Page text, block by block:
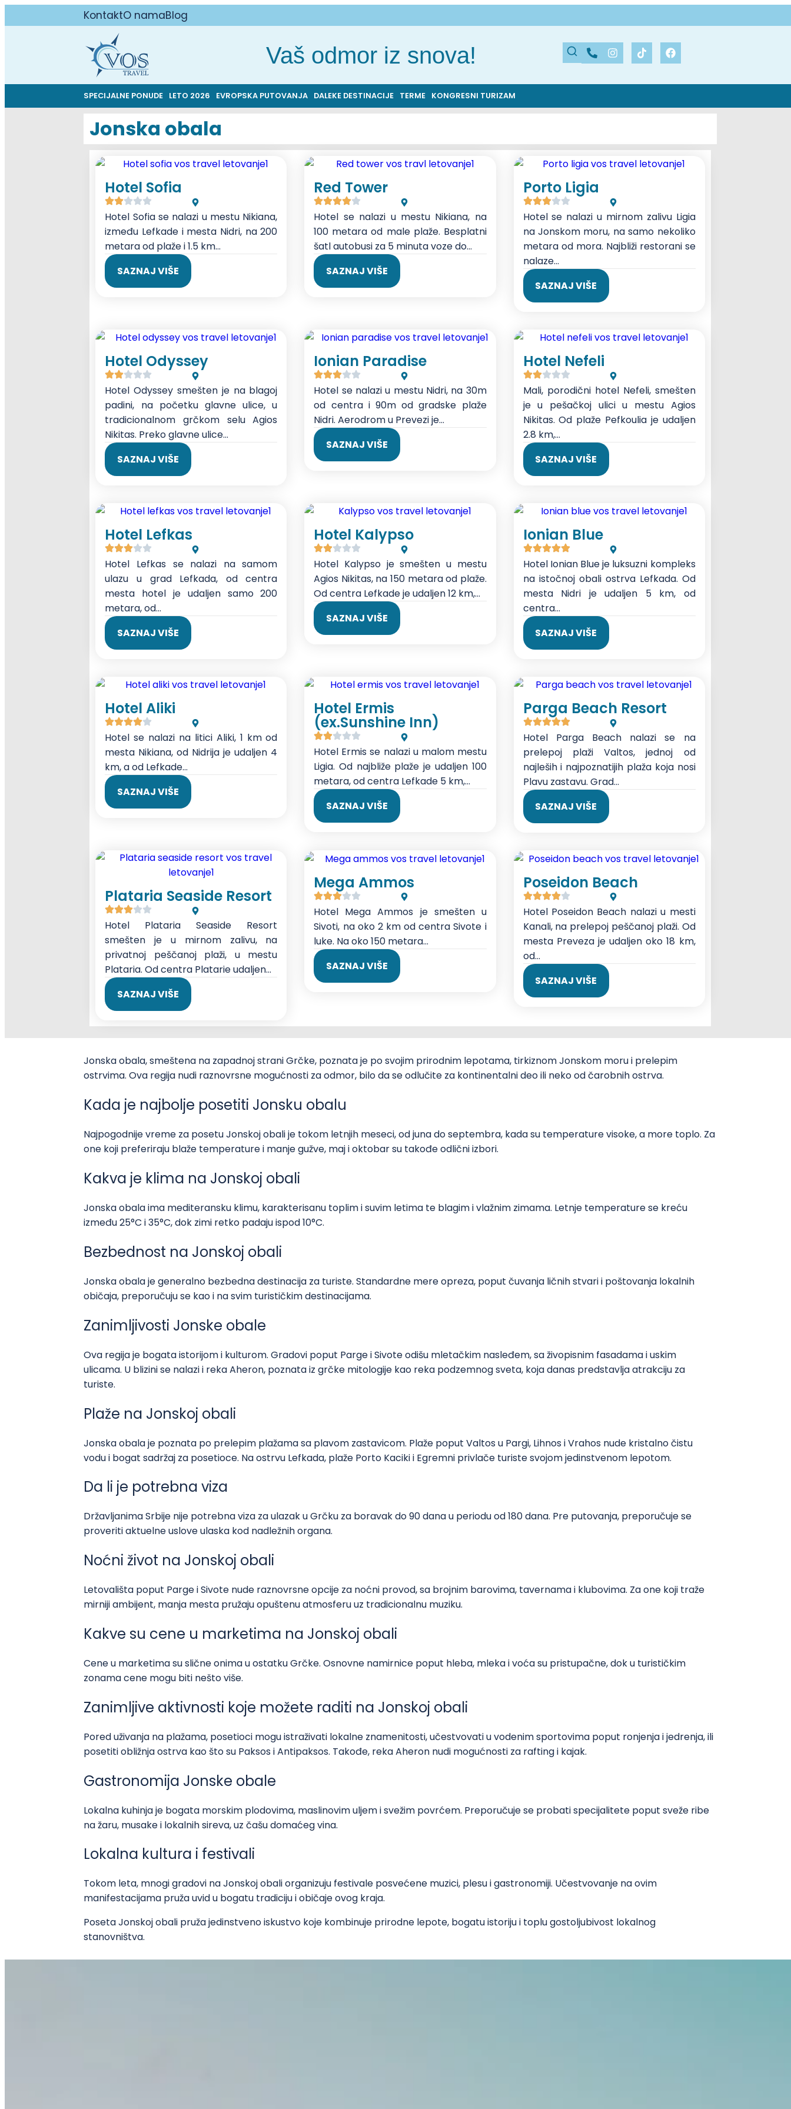
KontaktO namaBlog
Vaš odmor iz snova!
SPECIJALNE PONUDE LETO 2026 EVROPSKA PUTOVANJA DALEKE DESTINACIJE TERME KONGRESNI TURIZAM
Jonska obala
Hotel Sofia
Hotel Sofia se nalazi u mestu Nikiana,
između Lefkade i mesta Nidri, na 200
metara od plaže i 1.5 km...
SAZNAJ VIŠE
Red Tower
Hotel se nalazi u mestu Nikiana, na
100 metara od male plaže. Besplatni
šatl autobusi za 5 minuta voze do...
SAZNAJ VIŠE
Porto Ligia
Hotel se nalazi u mirnom zalivu Ligia
na Jonskom moru, na samo nekoliko
metara od mora. Najbliži restorani se
nalaze...
SAZNAJ VIŠE
Hotel Odyssey
Hotel Odyssey smešten je na blagoj
padini, na početku glavne ulice, u
tradicionalnom grčkom selu Agios
Nikitas. Preko glavne ulice...
SAZNAJ VIŠE
Ionian Paradise
Hotel se nalazi u mestu Nidri, na 30m
od centra i 90m od gradske plaže
Nidri. Aerodrom u Prevezi je...
SAZNAJ VIŠE
Hotel Nefeli
Mali, porodični hotel Nefeli, smešten
je u pešačkoj ulici u mestu Agios
Nikitas. Od plaže Pefkoulia je udaljen
2.8 km,...
SAZNAJ VIŠE
Hotel Lefkas
Hotel Lefkas se nalazi na samom
ulazu u grad Lefkada, od centra
mesta hotel je udaljen samo 200
metara, od...
SAZNAJ VIŠE
Hotel Kalypso
Hotel Kalypso je smešten u mestu
Agios Nikitas, na 150 metara od plaže.
Od centra Lefkade je udaljen 12 km,...
SAZNAJ VIŠE
Ionian Blue
Hotel Ionian Blue je luksuzni kompleks
na istočnoj obali ostrva Lefkada. Od
mesta Nidri je udaljen 5 km, od
centra...
SAZNAJ VIŠE
Hotel Aliki
Hotel se nalazi na litici Aliki, 1 km od
mesta Nikiana, od Nidrija je udaljen 4
km, a od Lefkade...
SAZNAJ VIŠE
Hotel Ermis
(ex.Sunshine Inn)
Hotel Ermis se nalazi u malom mestu
Ligia. Od najbliže plaže je udaljen 100
metara, od centra Lefkade 5 km,...
SAZNAJ VIŠE
Parga Beach Resort
Hotel Parga Beach nalazi se na
prelepoj plaži Valtos, jednoj od
najleših i najpoznatijih plaža koja nosi
Plavu zastavu. Grad...
SAZNAJ VIŠE
Plataria Seaside Resort
Hotel Plataria Seaside Resort
smešten je u mirnom zalivu, na
privatnoj peščanoj plaži, u mestu
Plataria. Od centra Platarie udaljen...
SAZNAJ VIŠE
Mega Ammos
Hotel Mega Ammos je smešten u
Sivoti, na oko 2 km od centra Sivote i
luke. Na oko 150 metara...
SAZNAJ VIŠE
Poseidon Beach
Hotel Poseidon Beach nalazi u mesti
Kanali, na prelepoj peščanoj plaži. Od
mesta Preveza je udaljen oko 18 km,
od...
SAZNAJ VIŠE
Jonska obala, smeštena na zapadnoj strani Grčke, poznata je po svojim prirodnim lepotama, tirkiznom Jonskom moru i prelepim
ostrvima. Ova regija nudi raznovrsne mogućnosti za odmor, bilo da se odlučite za kontinentalni deo ili neko od čarobnih ostrva.
Kada je najbolje posetiti Jonsku obalu
Najpogodnije vreme za posetu Jonskoj obali je tokom letnjih meseci, od juna do septembra, kada su temperature visoke, a more toplo. Za
one koji preferiraju blaže temperature i manje gužve, maj i oktobar su takođe odlični izbori.
Kakva je klima na Jonskoj obali
Jonska obala ima mediteransku klimu, karakterisanu toplim i suvim letima te blagim i vlažnim zimama. Letnje temperature se kreću
između 25°C i 35°C, dok zimi retko padaju ispod 10°C.
Bezbednost na Jonskoj obali
Jonska obala je generalno bezbedna destinacija za turiste. Standardne mere opreza, poput čuvanja ličnih stvari i poštovanja lokalnih
običaja, preporučuju se kao i na svim turističkim destinacijama.
Zanimljivosti Jonske obale
Ova regija je bogata istorijom i kulturom. Gradovi poput Parge i Sivote odišu mletačkim nasleđem, sa živopisnim fasadama i uskim
ulicama. U blizini se nalazi i reka Aheron, poznata iz grčke mitologije kao reka podzemnog sveta, koja danas predstavlja atrakciju za
turiste.
Plaže na Jonskoj obali
Jonska obala je poznata po prelepim plažama sa plavom zastavicom. Plaže poput Valtos u Pargi, Lihnos i Vrahos nude kristalno čistu
vodu i bogat sadržaj za posetioce. Na ostrvu Lefkada, plaže Porto Kaciki i Egremni privlače turiste svojom jedinstvenom lepotom.
Da li je potrebna viza
Državljanima Srbije nije potrebna viza za ulazak u Grčku za boravak do 90 dana u periodu od 180 dana. Pre putovanja, preporučuje se
proveriti aktuelne uslove ulaska kod nadležnih organa.
Noćni život na Jonskoj obali
Letovališta poput Parge i Sivote nude raznovrsne opcije za noćni provod, sa brojnim barovima, tavernama i klubovima. Za one koji traže
mirniji ambijent, manja mesta pružaju opuštenu atmosferu uz tradicionalnu muziku.
Kakve su cene u marketima na Jonskoj obali
Cene u marketima su slične onima u ostatku Grčke. Osnovne namirnice poput hleba, mleka i voća su pristupačne, dok u turističkim
zonama cene mogu biti nešto više.
Zanimljive aktivnosti koje možete raditi na Jonskoj obali
Pored uživanja na plažama, posetioci mogu istraživati lokalne znamenitosti, učestvovati u vodenim sportovima poput ronjenja i jedrenja, ili
posetiti obližnja ostrva kao što su Paksos i Antipaksos. Takođe, reka Aheron nudi mogućnosti za rafting i kajak.
Gastronomija Jonske obale
Lokalna kuhinja je bogata morskim plodovima, maslinovim uljem i svežim povrćem. Preporučuje se probati specijalitete poput sveže ribe
na žaru, musake i lokalnih sireva, uz čašu domaćeg vina.
Lokalna kultura i festivali
Tokom leta, mnogi gradovi na Jonskoj obali organizuju festivale posvećene muzici, plesu i gastronomiji. Učestvovanje na ovim
manifestacijama pruža uvid u bogatu tradiciju i običaje ovog kraja.
Poseta Jonskoj obali pruža jedinstveno iskustvo koje kombinuje prirodne lepote, bogatu istoriju i toplu gostoljubivost lokalnog
stanovništva.